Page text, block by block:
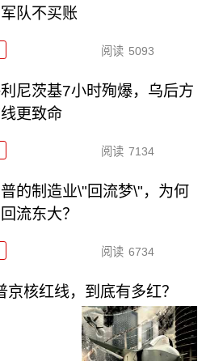
队不买账
阅读 5093
尼茨基7小时殉爆，乌后方
更致命
阅读 7134
的制造业\"回流梦\"，为何
流东大？
阅读 6734
核红线，到底有多红？